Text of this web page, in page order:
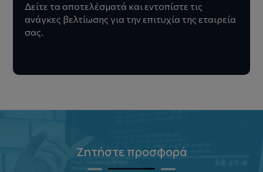
Δείτε τα αποτελέσματά και εντοπίστε τις
ανάγκες βελτίωσης για την επιτυχία της εταιρεία
σας.
Ζητήστε προσφορά